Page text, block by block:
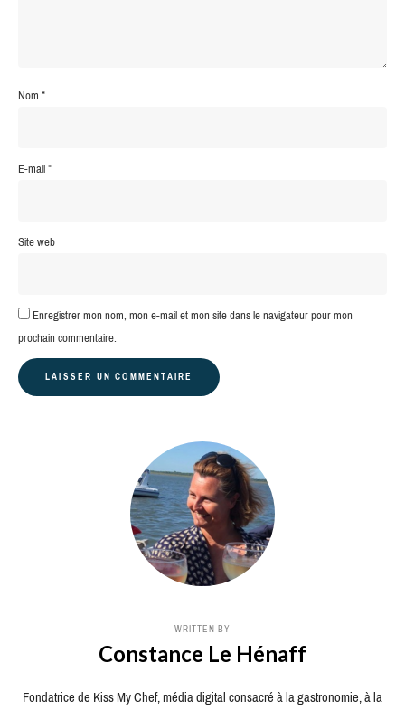
Nom*
E-mail*
Site web
Enregistrer mon nom, mon e-mail et mon site dans le navigateur pour mon
prochain commentaire.
WRITTEN BY
Constance Le Hénaff
Fondatrice de Kiss My Chef, média digital consacré à la gastronomie, à la